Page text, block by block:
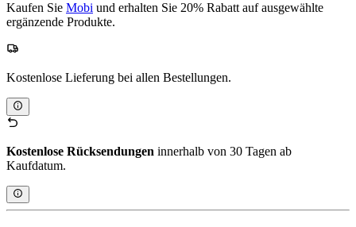
Kaufen Sie Mobi und erhalten Sie 20% Rabatt auf ausgewählte
ergänzende Produkte.
Kostenlose Lieferung bei allen Bestellungen.
Kostenlose Rücksendungen innerhalb von 30 Tagen ab
Kaufdatum.